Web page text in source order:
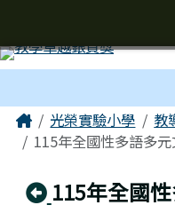
主內容區域
Home光榮實驗小學 教
115年全國性多語多
回上頁
115年全國
頁尾區域